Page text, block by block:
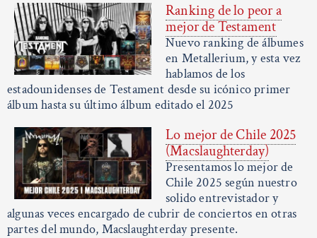
Ranking de lo peor a
mejor de Testament
Nuevo ranking de álbumes
en Metallerium, y esta vez
hablamos de los
estadounidenses de Testament desde su icónico primer
álbum hasta su último álbum editado el 2025
Lo mejor de Chile 2025
(Macslaughterday)
Presentamos lo mejor de
Chile 2025 según nuestro
solido entrevistador y
algunas veces encargado de cubrir de conciertos en otras
partes del mundo, Macslaughterday presente.